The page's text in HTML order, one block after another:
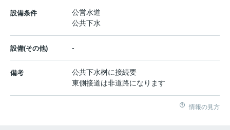
設備条件
公営水道
公共下水
設備(その他) -
備考
公共下水桝に接続要
東側接道は非道路になります
情報の見方